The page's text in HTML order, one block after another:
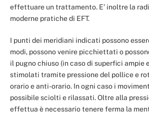
effettuare un trattamento. E’ inoltre la
moderne pratiche di EFT.
I punti dei meridiani indicati possono
modi, possono venire picchiettati o
il pugno chiuso (in caso di superfici ampie
stimolati tramite pressione del pollice e
orario e anti-orario. In ogni caso i
possibile sciolti e rilassati. Oltre alla
effettua è necessario tenere ferma la